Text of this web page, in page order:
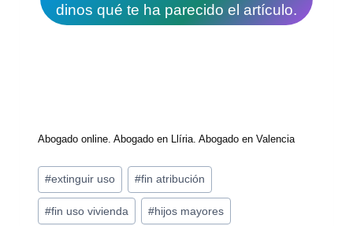
dinos qué te ha parecido el artículo.
Abogado online. Abogado en Llíria. Abogado en Valencia
Etiquetas
de
la
#extinguir uso #fin atribución
#fin uso vivienda #hijos mayores